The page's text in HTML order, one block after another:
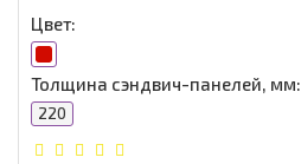
Цвет:
Толщина сэндвич-панелей, мм:
220